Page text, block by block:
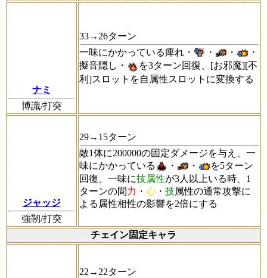
ナミ
博識/打突
33→26ターン
一味にかかっている痺れ・
・ ・
・
擬音隠し・
を3ターン回復、[お邪魔][不
利]スロットを自属性スロットに変換する
ジャッジ
強靭/打突
29→15ターン
敵1体に200000の固定ダメージを与え、一
味にかかっている
・ ・
を5ターン
回復、一味に技属性が3人以上いる時、1
ターンの間力 ・ 心 ・ 技属性の通常攻撃に
よる属性相性の影響を2倍にする
チェイン固定キャラ
22→22ターン